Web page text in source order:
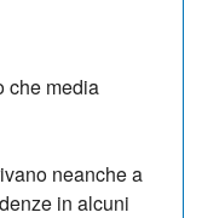
che media
neanche a
in alcuni